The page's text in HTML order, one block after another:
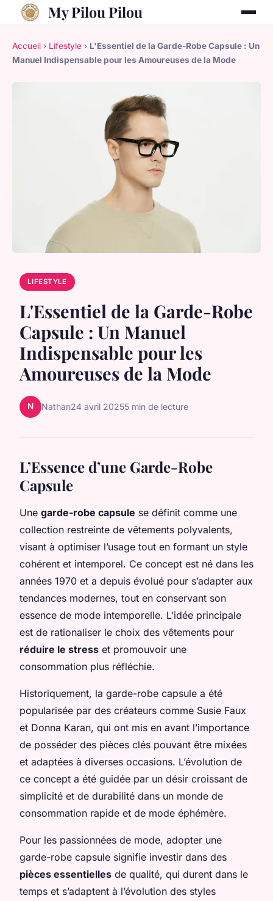
My Pilou Pilou
Accueil › Lifestyle › L'Essentiel de la Garde-Robe Capsule : Un
Manuel Indispensable pour les Amoureuses de la Mode
LIFESTYLE
L'Essentiel de la Garde-Robe
Capsule : Un Manuel
Indispensable pour les
Amoureuses de la Mode
N Nathan24 avril 20255 min de lecture
L’Essence d’une Garde-Robe
Capsule
Une garde-robe capsule se définit comme une
collection restreinte de vêtements polyvalents,
visant à optimiser l’usage tout en formant un style
cohérent et intemporel. Ce concept est né dans les
années 1970 et a depuis évolué pour s’adapter aux
tendances modernes, tout en conservant son
essence de mode intemporelle. L’idée principale
est de rationaliser le choix des vêtements pour
réduire le stress et promouvoir une
consommation plus réfléchie.
Historiquement, la garde-robe capsule a été
popularisée par des créateurs comme Susie Faux
et Donna Karan, qui ont mis en avant l’importance
de posséder des pièces clés pouvant être mixées
et adaptées à diverses occasions. L’évolution de
ce concept a été guidée par un désir croissant de
simplicité et de durabilité dans un monde de
consommation rapide et de mode éphémère.
Pour les passionnées de mode, adopter une
garde-robe capsule signifie investir dans des
pièces essentielles de qualité, qui durent dans le
temps et s’adaptent à l’évolution des styles